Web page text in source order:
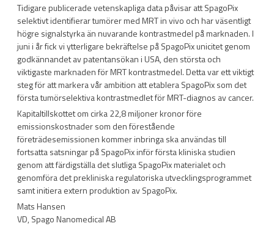
Tidigare publicerade vetenskapliga data påvisar att SpagoPix
selektivt identifierar tumörer med MRT in vivo och har väsentligt
högre signalstyrka än nuvarande kontrastmedel på marknaden. I
juni i år fick vi ytterligare bekräftelse på SpagoPix unicitet genom
godkännandet av patentansökan i USA, den största och
viktigaste marknaden för MRT kontrastmedel. Detta var ett viktigt
steg för att markera vår ambition att etablera SpagoPix som det
första tumörselektiva kontrastmedlet för MRT-diagnos av cancer.
Kapitaltillskottet om cirka 22,8 miljoner kronor före
emissionskostnader som den förestående
företrädesemissionen kommer inbringa ska användas till
fortsatta satsningar på SpagoPix inför första kliniska studien
genom att färdigställa det slutliga SpagoPix materialet och
genomföra det prekliniska regulatoriska utvecklingsprogrammet
samt initiera extern produktion av SpagoPix.
Mats Hansen
VD, Spago Nanomedical AB